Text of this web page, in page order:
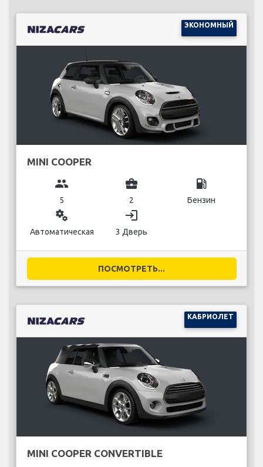
ЭКОНОМНЫЙ
MINI COOPER
group
5
business_center
2
local_gas_station
Бензин
miscellaneous_services
Автоматическая
login
3 Дверь
ПОСМОТРЕТЬ...
КАБРИОЛЕТ
MINI COOPER CONVERTIBLE